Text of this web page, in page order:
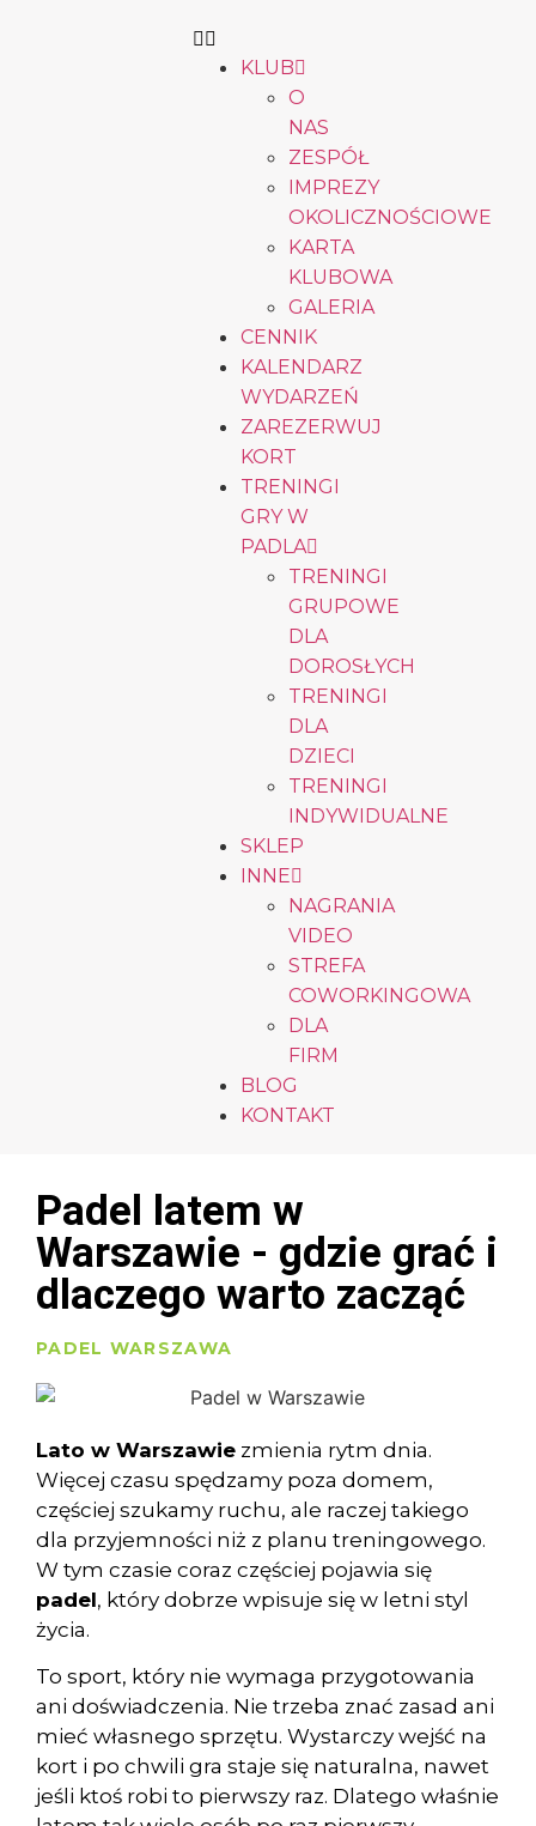
KLUB
O
NAS
ZESPÓŁ
IMPREZY
OKOLICZNOŚCIOWE
KARTA
KLUBOWA
GALERIA
CENNIK
KALENDARZ
WYDARZEŃ
ZAREZERWUJ
KORT
TRENINGI
GRY W
PADLA
TRENINGI
GRUPOWE
DLA
DOROSŁYCH
TRENINGI
DLA
DZIECI
TRENINGI
INDYWIDUALNE
SKLEP
INNE
NAGRANIA
VIDEO
STREFA
COWORKINGOWA
DLA
FIRM
BLOG
KONTAKT
Padel latem w
Warszawie - gdzie grać i
dlaczego warto zacząć
PADEL WARSZAWA
Lato w Warszawie zmienia rytm dnia.
Więcej czasu spędzamy poza domem,
częściej szukamy ruchu, ale raczej takiego
dla przyjemności niż z planu treningowego.
W tym czasie coraz częściej pojawia się
padel, który dobrze wpisuje się w letni styl
życia.
To sport, który nie wymaga przygotowania
ani doświadczenia. Nie trzeba znać zasad ani
mieć własnego sprzętu. Wystarczy wejść na
kort i po chwili gra staje się naturalna, nawet
jeśli ktoś robi to pierwszy raz. Dlatego właśnie